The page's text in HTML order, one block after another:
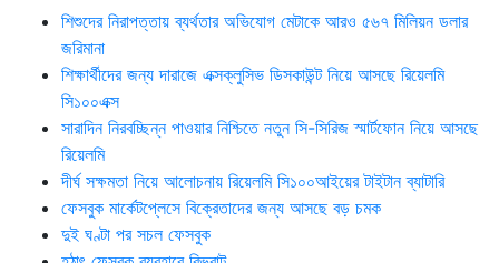
শিশুদের নিরাপত্তায় ব্যর্থতার অভিযোগ মেটাকে আরও ৫৬৭ মিলিয়ন ডলার
জরিমানা
শিক্ষার্থীদের জন্য দারাজে এক্সক্লুসিভ ডিসকাউন্ট নিয়ে আসছে রিয়েলমি
সি১০০এক্স
সারাদিন নিরবচ্ছিন্ন পাওয়ার নিশ্চিতে নতুন সি-সিরিজ স্মার্টফোন নিয়ে আসছে
রিয়েলমি
দীর্ঘ সক্ষমতা নিয়ে আলোচনায় রিয়েলমি সি১০০আইয়ের টাইটান ব্যাটারি
ফেসবুক মার্কেটপ্লেসে বিক্রেতাদের জন্য আসছে বড় চমক
দুই ঘণ্টা পর সচল ফেসবুক